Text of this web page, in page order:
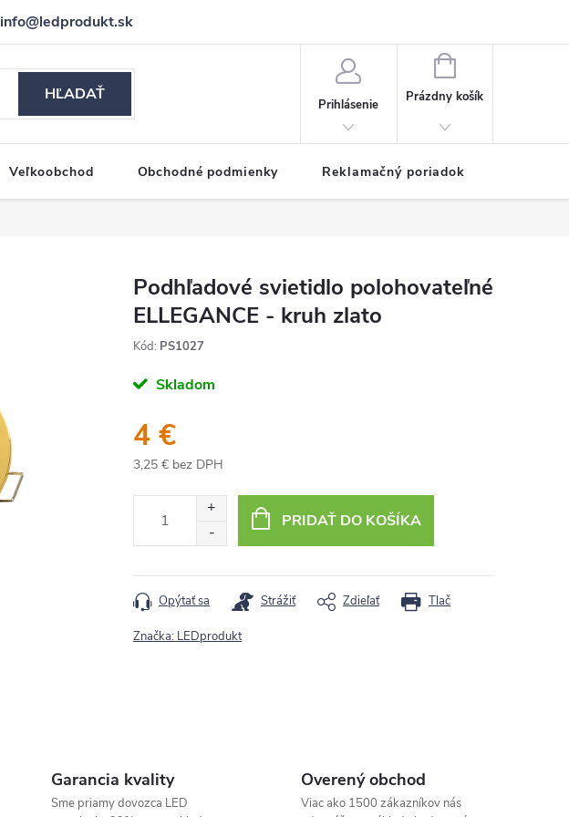
info@ledprodukt.sk
HĽADAŤ
Prihlásenie
NÁKUPNÝ
KOŠÍK
Prázdny košík
Veľkoobchod Obchodné podmienky Reklamačný poriadok
Podhľadové svietidlo polohovateľné
ELLEGANCE - kruh zlato
Kód: PS1027
Skladom
4 €
3,25 € bez DPH
cena:
PRIDAŤ DO KOŠÍKA
Tlač
Opýtať sa Strážiť Zdieľať
Značka: LEDprodukt
Garancia kvality
Sme priamy dovozca LED
Overený obchod
Viac ako 1500 zákazníkov nás